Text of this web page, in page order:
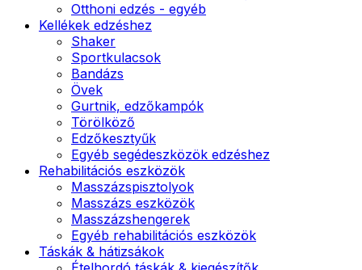
Otthoni edzés - egyéb
Kellékek edzéshez
Shaker
Sportkulacsok
Bandázs
Övek
Gurtnik, edzőkampók
Törölköző
Edzőkesztyűk
Egyéb segédeszközök edzéshez
Rehabilitációs eszközök
Masszázspisztolyok
Masszázs eszközök
Masszázshengerek
Egyéb rehabilitációs eszközök
Táskák & hátizsákok